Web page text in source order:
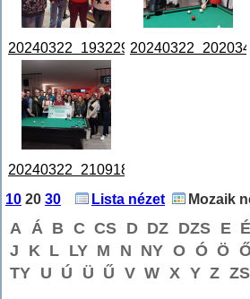
20240322_193229.jpg
20240322_210918.jpg
10 20 30 Lista nézet Mozaik
A Á B C CS D DZ DZS E É
J
K L LY M N NY O Ó Ö
TY U Ú Ü Ű V W X Y Z ZS